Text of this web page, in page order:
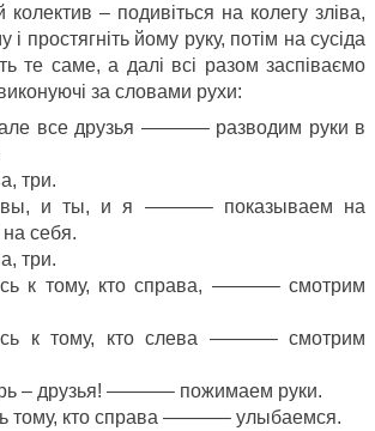
колектив – подивіться на колегу зліва,
і простягніть йому руку, потім на сусіда
те саме, а далі всі разом заспіваємо
за словами рухи:
все друзья ———– разводим руки в
три.
и ты, и я ———– показываем на
себя.
три.
к тому, кто справа, ———– смотрим
к тому, кто слева ———– смотрим
– друзья! ———– пожимаем руки.
тому, кто справа ———– улыбаемся.